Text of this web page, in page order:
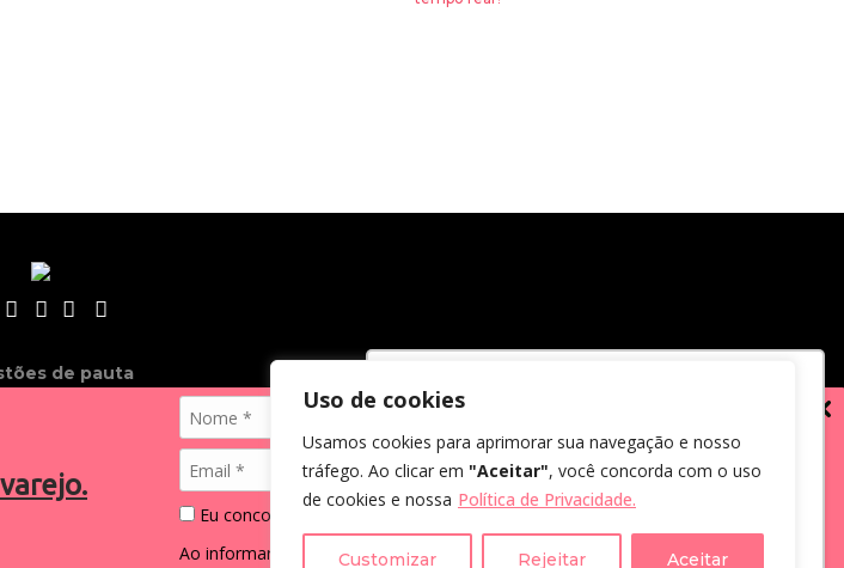
Eu concordo em receber comunicações.
Ao informar meus dados, eu concordo com a
Utilizamos cookies para oferecer melhor
experiência, melhorar o desempenho,
analisar como você interage em nosso
site e personalizar conteúdo.
Uso de cookies
Usamos cookies para aprimorar sua navegação e nosso
tráfego. Ao clicar em "Aceitar", você concorda com o uso
de cookies e nossa Política de Privacidade.
Customizar Rejeitar Aceitar
de pauta
os direitos reservados.